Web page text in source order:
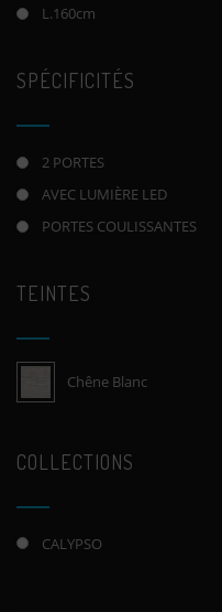
L.160cm
SPÉCIFICITÉS
2 PORTES
AVEC LUMIÈRE LED
PORTES COULISSANTES
TEINTES
Chêne Blanc
COLLECTIONS
CALYPSO